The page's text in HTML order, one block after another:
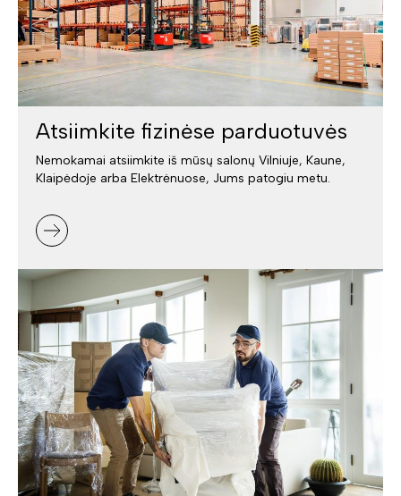
Atsiimkite fizinėse parduotuvės
Nemokamai atsiimkite iš mūsų salonų Vilniuje, Kaune,
Klaipėdoje arba Elektrėnuose, Jums patogiu metu.